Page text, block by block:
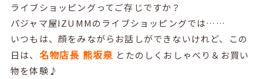
ライブショッピングってご存じですか？
パジャマ屋IZUMMのライブショッピングでは……
いつもは、顔をみながらお話しができないけれど、この
日は、 名物店長 熊坂泉 とたのしくおしゃべり＆お買い
物を体験♪